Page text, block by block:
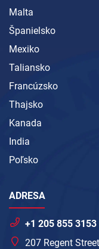
Malta
Španielsko
Mexiko
Taliansko
Francúzsko
Thajsko
Kanada
India
Poľsko
ADRESA
+1 205 855 3153
207 Regent Street